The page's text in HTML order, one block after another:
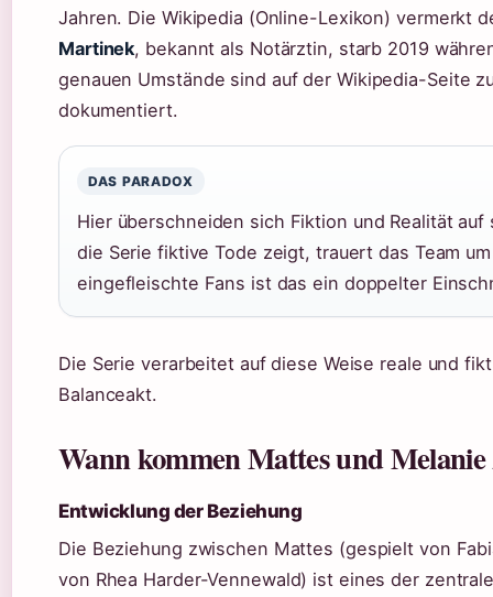
Jahren. Die Wikipedia (Online-Lexikon) vermerkt
Martinek, bekannt als Notärztin, starb 2019
genauen Umstände sind auf der Wikipedia-Seite
dokumentiert.
DAS PARADOX
Hier überschneiden sich Fiktion und Realität
die Serie fiktive Tode zeigt, trauert das Team
eingefleischte Fans ist das ein doppelter
Die Serie verarbeitet auf diese Weise reale und
Balanceakt.
Wann kommen Mattes und Melanie
Entwicklung der Beziehung
Die Beziehung zwischen Mattes (gespielt von
von Rhea Harder-Vennewald) ist eines der